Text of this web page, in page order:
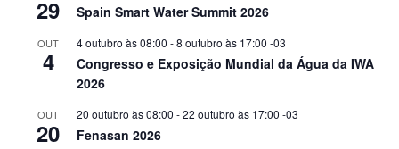
29 Spain Smart Water Summit 2026
OUT
4
4 outubro às 08:00 -8 outubro às 17:00 -03
Congresso e Exposição Mundial da Água da IWA
2026
OUT
20
20 outubro às 08:00 -22 outubro às 17:00 -03
Fenasan 2026